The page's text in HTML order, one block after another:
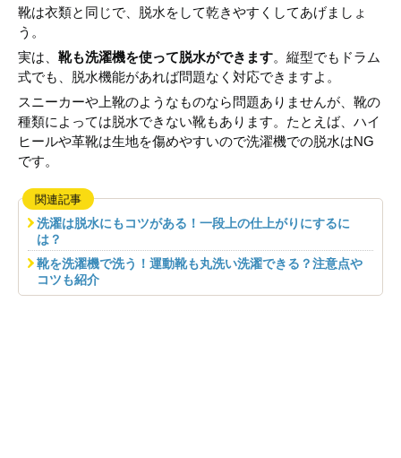
靴は衣類と同じで、脱水をして乾きやすくしてあげましょ
う。
実は、 靴も洗濯機を使って脱水ができます。縦型でもドラム
式でも、脱水機能があれば問題なく対応できますよ。
スニーカーや上靴のようなものなら問題ありませんが、靴の
種類によっては脱水できない靴もあります。たとえば、ハイ
ヒールや革靴は生地を傷めやすいので洗濯機での脱水はNG
です。
関連記事
洗濯は脱水にもコツがある！一段上の仕上がりにするに
は？
靴を洗濯機で洗う！運動靴も丸洗い洗濯できる？注意点や
コツも紹介